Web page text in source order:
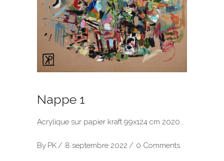
Nappe 1
Acrylique sur papier kraft 99x124 cm 2020
By PK 8 septembre 2022 0 Comments